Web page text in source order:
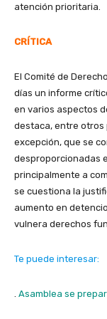
atención prioritaria.
CRÍTICA
El Comité de
días un informe
en varios aspectos
destaca, entre otros
excepción, que se
desproporcionadas
principalmente a
se cuestiona la
aumento en
vulnera derechos
Te puede interesar:
Asamblea se